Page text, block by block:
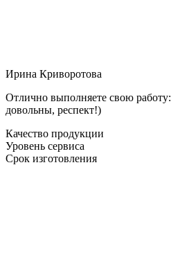
Ирина Криворотова
Отлично выполняете свою
довольны, респект!)
Качество продукции
Уровень сервиса
Срок изготовления